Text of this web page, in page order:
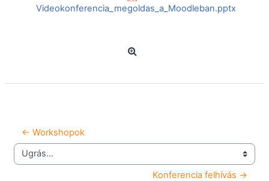
Videokonferencia_megoldas_a_Moodleban.pptx
← Workshopok
Ugrás...
Konferencia felhívás →